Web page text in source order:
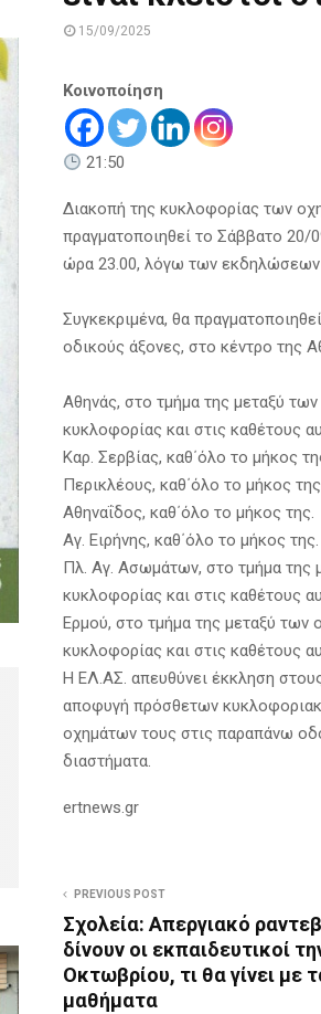
15/09/2025
Κοινοποίηση
21:50
Διακοπή της κυκλοφορίας των
πραγματοποιηθεί το Σάββατο 20/
ώρα 23.00, λόγω των εκδηλώσεων
Συγκεκριμένα, θα
οδικούς άξονες, στο κέντρο της
Αθηνάς, στο τμήμα της μεταξύ
κυκλοφορίας και στις καθέτους
Καρ. Σερβίας, καθ΄όλο το μήκος
Περικλέους, καθ΄όλο το μήκος
Αθηναΐδος, καθ΄όλο το μήκος της.
Αγ. Ειρήνης, καθ΄όλο το μήκος της.
Πλ. Αγ. Ασωμάτων, στο τμήμα της
κυκλοφορίας και στις καθέτους
Ερμού, στο τμήμα της μεταξύ
κυκλοφορίας και στις καθέτους
Η ΕΛ.ΑΣ. απευθύνει έκκληση
αποφυγή πρόσθετων
οχημάτων τους στις παραπάνω
διαστήματα.
ertnews.gr
PREVIOUS POST
Σχολεία: Απεργιακό
δίνουν οι εκπαιδευτικοί
Οκτωβρίου, τι θα γίνει με
μαθήματα